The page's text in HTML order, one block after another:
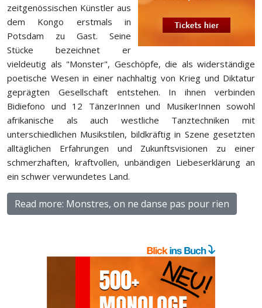
zeitgenössischen Künstler aus
dem Kongo erstmals in
Potsdam zu Gast. Seine
Stücke bezeichnet er
vieldeutig als "Monster", Geschöpfe, die als widerständige
poetische Wesen in einer nachhaltig von Krieg und Diktatur
geprägten Gesellschaft entstehen. In ihnen verbinden
Bidiefono und 12 TänzerInnen und MusikerInnen sowohl
afrikanische als auch westliche Tanztechniken mit
unterschiedlichen Musikstilen, bildkräftig in Szene gesetzten
alltäglichen Erfahrungen und Zukunftsvisionen zu einer
schmerzhaften, kraftvollen, unbändigen Liebeserklärung an
ein schwer verwundetes Land.
Read more: Monstres, on ne danse pas pour rien